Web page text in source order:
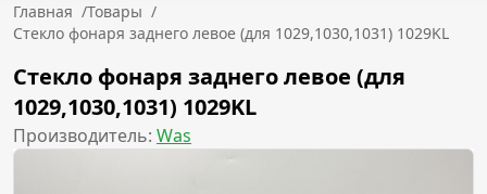
Главная /Товары /
Стекло фонаря заднего левое (для 1029,1030,1031) 1029KL
Стекло фонаря заднего левое (для
1029,1030,1031) 1029KL
Производитель: Was